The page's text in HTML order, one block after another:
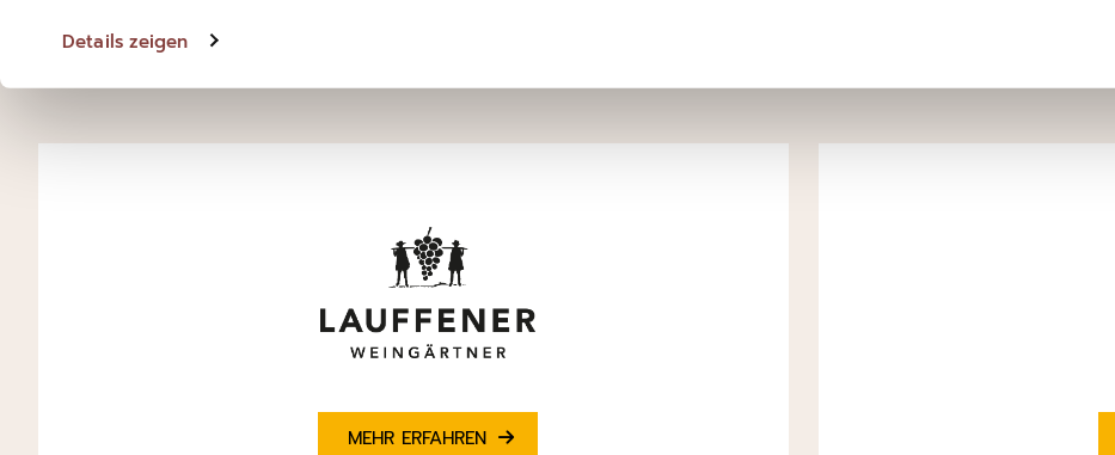
Details zeigenLIEFERUNG
MEHR ERFAHREN